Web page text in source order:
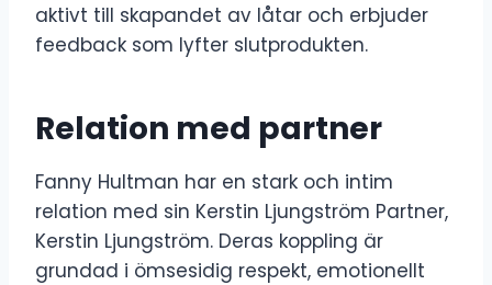
aktivt till skapandet av låtar och erbjuder
feedback som lyfter slutprodukten.
Relation med partner
Fanny Hultman har en stark och intim
relation med sin Kerstin Ljungström Partner,
Kerstin Ljungström. Deras koppling är
grundad i ömsesidig respekt, emotionellt